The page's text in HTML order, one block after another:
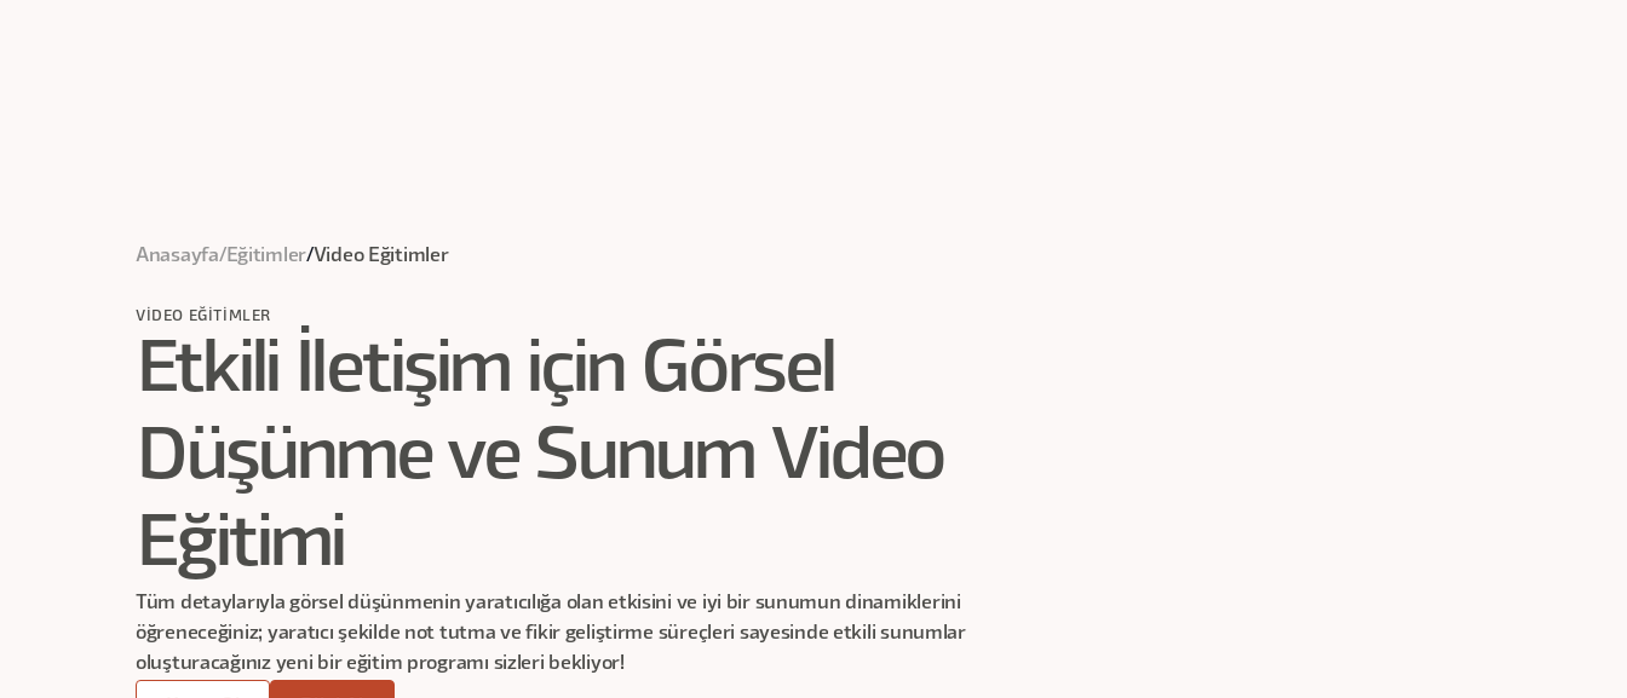
Anasayfa/ Eğitimler/Video Eğitimler
VIDEO EĞITIMLER
Etkili İletişim için Görsel
Düşünme ve Sunum Video
Eğitimi
Tüm detaylarıyla görsel düşünmenin yaratıcılığa olan etkisini ve iyi bir sunumun dinamiklerini
öğreneceğiniz; yaratıcı şekilde not tutma ve fikir geliştirme süreçleri sayesinde etkili sunumlar
oluşturacağınız yeni bir eğitim programı sizleri bekliyor!